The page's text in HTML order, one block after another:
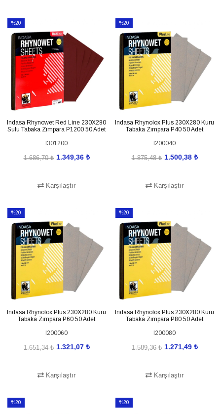
%20
İndirim
%20İndirim
Indasa Rhynowet Red Line 230X280
Sulu Tabaka Zımpara P1200 50 Adet
I301200
1.349,36 ₺
1.686,70 ₺
Karşılaştır
%20
İndirim
%20İndirim
Indasa Rhynolox Plus 230X280 Kuru
Tabaka Zımpara P40 50 Adet
I200040
1.500,38 ₺
1.875,48 ₺
Karşılaştır
%20
İndirim
%20İndirim
Indasa Rhynolox Plus 230X280 Kuru
Tabaka Zımpara P60 50 Adet
I200060
1.321,07 ₺
1.651,34 ₺
Karşılaştır
%20
İndirim
%20İndirim
Indasa Rhynolox Plus 230X280 Kuru
Tabaka Zımpara P80 50 Adet
I200080
1.271,49 ₺
1.589,36 ₺
Karşılaştır
%20
%20